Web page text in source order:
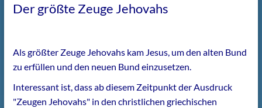
Der größte Zeuge Jehovahs
Als größter Zeuge Jehovahs kam Jesus, um den alten Bund
zu erfüllen und den neuen Bund einzusetzen.
Interessant ist, dass ab diesem Zeitpunkt der Ausdruck
"Zeugen Jehovahs" in den christlichen griechischen